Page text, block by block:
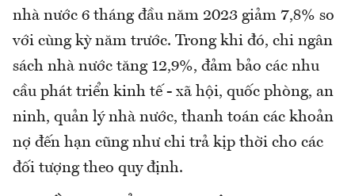
nhà nước 6 tháng đầu năm 2023 giảm 7,8% so
với cùng kỳ năm trước. Trong khi đó, chi ngân
sách nhà nước tăng 12,9%, đảm bảo các nhu
cầu phát triển kinh tế - xã hội, quốc phòng, an
ninh, quản lý nhà nước, thanh toán các khoản
nợ đến hạn cũng như chi trả kịp thời cho các
đối tượng theo quy định.